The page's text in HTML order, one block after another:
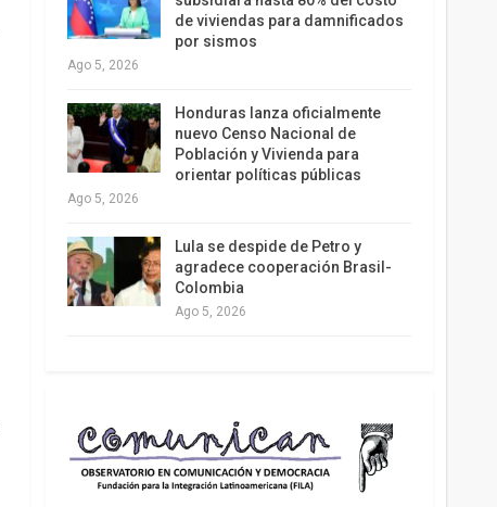
de viviendas para damnificados
por sismos
Ago 5, 2026
Honduras lanza oficialmente
nuevo Censo Nacional de
Población y Vivienda para
orientar políticas públicas
Ago 5, 2026
Lula se despide de Petro y
agradece cooperación Brasil-
Colombia
Ago 5, 2026